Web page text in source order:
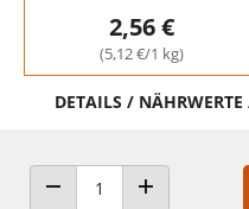
2,56 €
(5,12 €/1 kg)
DETAILS /